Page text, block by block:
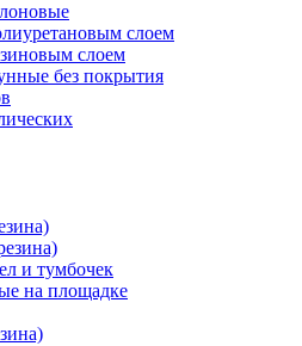
слоем
слоем
без покрытия
и тумбочек
на площадке